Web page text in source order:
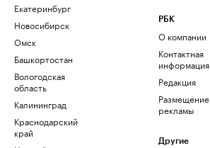
Екатеринбург
Новосибирск
Омск
Башкортостан
Вологодская
область
Калининград
Краснодарский
край
РБК
О компании
Контактная
информация
Редакция
Размещение
рекламы
Другие